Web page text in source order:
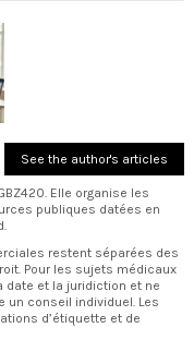
See the author's articles
Elle organise les
publiques datées en
restent séparées des
Pour les sujets médicaux
date et la juridiction et ne
un conseil individuel. Les
d’étiquette et de